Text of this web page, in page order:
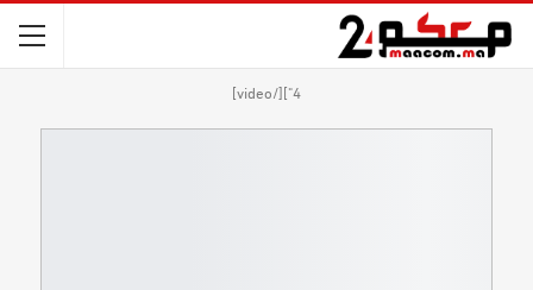
4"][/video]